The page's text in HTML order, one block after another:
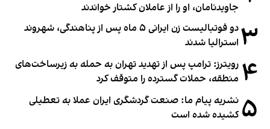
جاویدنامان، او را از عاملان کشتار خواندند
۳
دو فوتبالیست زن ایرانی ۵ ماه پس از پناهندگی، شهروند
استرالیا شدند
۴ رویترز: ترامپ پس از تهدید تهران به حمله به زیرساخت‌های
منطقه، حملات گسترده را متوقف کرد
۵ نشریه پیام ما: صنعت گردشگری ایران عملا به تعطیلی
کشیده شده است